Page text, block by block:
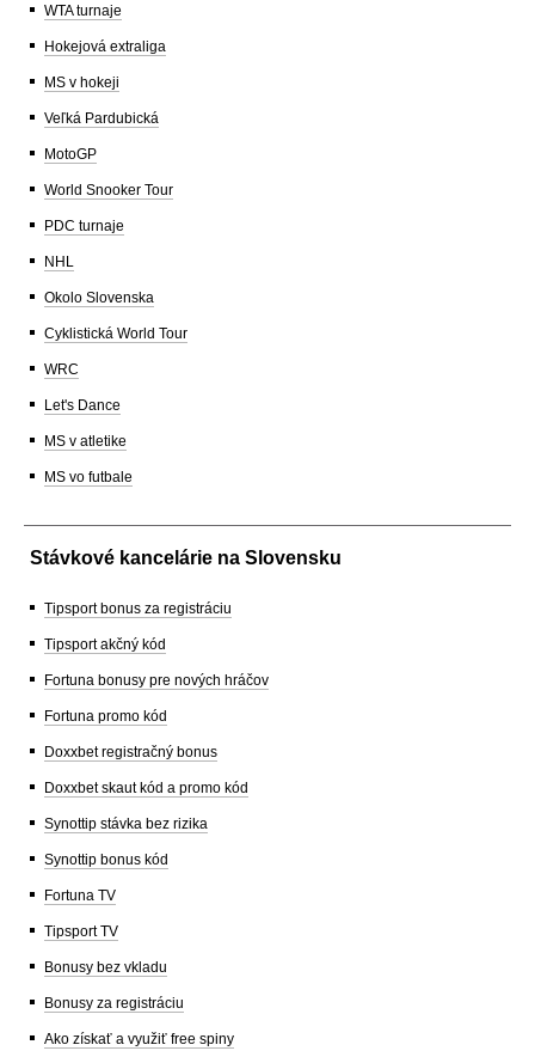
WTA turnaje
Hokejová extraliga
MS v hokeji
Veľká Pardubická
MotoGP
World Snooker Tour
PDC turnaje
NHL
Okolo Slovenska
Cyklistická World Tour
WRC
Let's Dance
MS v atletike
MS vo futbale
Stávkové kancelárie na Slovensku
Tipsport bonus za registráciu
Tipsport akčný kód
Fortuna bonusy pre nových hráčov
Fortuna promo kód
Doxxbet registračný bonus
Doxxbet skaut kód a promo kód
Synottip stávka bez rizika
Synottip bonus kód
Fortuna TV
Tipsport TV
Bonusy bez vkladu
Bonusy za registráciu
Ako získať a využiť free spiny